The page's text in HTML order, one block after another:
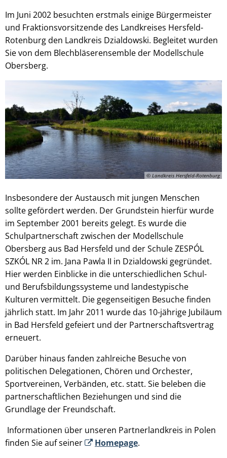
Im Juni 2002 besuchten erstmals einige Bürgermeister
und Fraktionsvorsitzende des Landkreises Hersfeld-
Rotenburg den Landkreis Dzialdowski. Begleitet wurden
Sie von dem Blechbläserensemble der Modellschule
Obersberg.
© Landkreis Hersfeld-Rotenburg
Insbesondere der Austausch mit jungen Menschen
sollte gefördert werden. Der Grundstein hierfür wurde
im September 2001 bereits gelegt. Es wurde die
Schulpartnerschaft zwischen der Modellschule
Obersberg aus Bad Hersfeld und der Schule ZESPÓL
SZKÓL NR 2 im. Jana Pawla II in Dzialdowski gegründet.
Hier werden Einblicke in die unterschiedlichen Schul-
und Berufsbildungssysteme und landestypische
Kulturen vermittelt. Die gegenseitigen Besuche finden
jährlich statt. Im Jahr 2011 wurde das 10-jährige Jubiläum
in Bad Hersfeld gefeiert und der Partnerschaftsvertrag
erneuert.
Darüber hinaus fanden zahlreiche Besuche von
politischen Delegationen, Chören und Orchester,
Sportvereinen, Verbänden, etc. statt. Sie beleben die
partnerschaftlichen Beziehungen und sind die
Grundlage der Freundschaft.
Informationen über unseren Partnerlandkreis in Polen
finden Sie auf seiner
Homepage.